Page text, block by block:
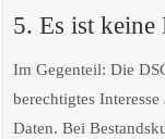
5. Es ist
Im Gegenteil: Die
berechtigtes
Daten. Bei